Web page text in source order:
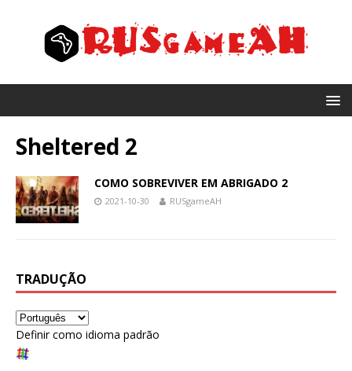
Sheltered 2
COMO SOBREVIVER EM ABRIGADO 2
2021-10-30 RUSgameAH
TRADUÇÃO
Definir como idioma padrão